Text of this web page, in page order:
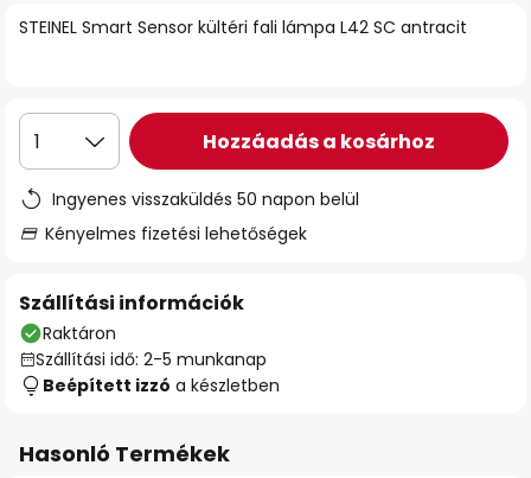
STEINEL Smart Sensor kültéri fali lámpa L42 SC antracit
1 Hozzáadás a kosárhoz
Ingyenes visszaküldés 50 napon belül
Kényelmes fizetési lehetőségek
Szállítási információk
Raktáron
Szállítási idő: 2-5 munkanap
Beépített izzó a készletben
Hasonló Termékek